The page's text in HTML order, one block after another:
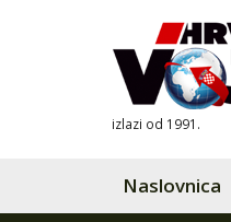
izlazi od 1991.
Naslovnica